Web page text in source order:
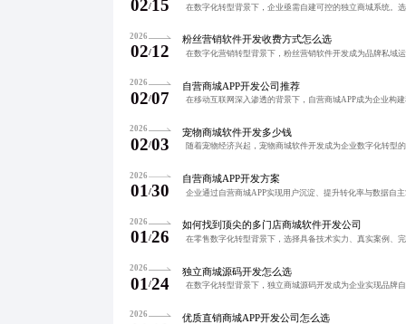
02/15
2026
02/12
粉丝营销软件开发收费方式怎么选
2026
02/07
自营商城APP开发公司推荐
2026
02/03
宠物商城软件开发多少钱
2026
01/30
自营商城APP开发方案
2026
01/26
如何找到顶尖的多门店商城软件开发公司
2026
01/24
独立商城源码开发怎么选
2026 优质直销商城APP开发公司怎么选